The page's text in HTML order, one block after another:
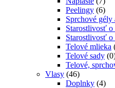
Peelingy (6)
Sprchové gély
Starostlivosť o
Starostlivosť
Telové mlieka
Telové sady
Telové,
Vlasy (46)
Doplnky (4)